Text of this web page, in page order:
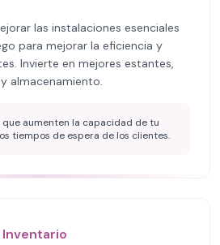
las instalaciones esenciales
para mejorar la eficiencia y
Invierte en mejores estantes,
almacenamiento.
que aumenten la capacidad de tu
tiempos de espera de los clientes.